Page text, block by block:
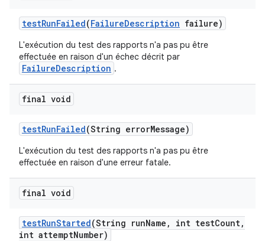
testRunFailed(FailureDescription failure)
L'exécution du test des rapports n'a pas pu être
effectuée en raison d'un échec décrit par
FailureDescription .
final void
testRunFailed(String errorMessage)
L'exécution du test des rapports n'a pas pu être
effectuée en raison d'une erreur fatale.
final void
testRunStarted(String runName , int testCount,
int attemptNumber)